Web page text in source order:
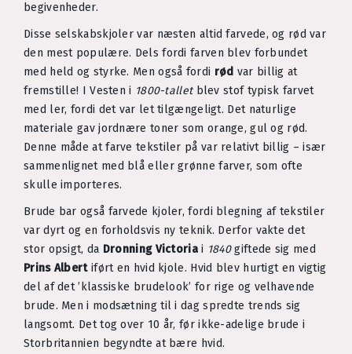
begivenheder.
Disse selskabskjoler var næsten altid farvede, og rød var
den mest populære. Dels fordi farven blev forbundet
med held og styrke. Men også fordi rød var billig at
fremstille! I Vesten i 1800-talletblev stof typisk farvet
med ler, fordi det var let tilgængeligt. Det naturlige
materiale gav jordnære toner som orange, gul og rød.
Denne måde at farve tekstiler på var relativt billig – især
sammenlignet med blå eller grønne farver, som ofte
skulle importeres.
Brude bar også farvede kjoler, fordi blegning af tekstiler
var dyrt og en forholdsvis ny teknik. Derfor vakte det
stor opsigt, da Dronning Victoriai 1840giftede sig med
Prins Albertiført en hvid kjole. Hvid blev hurtigt en vigtig
del af det ’klassiske brudelook’ for rige og velhavende
brude. Men i modsætning til i dag spredte trends sig
langsomt. Det tog over 10 år, før ikke-adelige brude i
Storbritannien begyndte at bære hvid.